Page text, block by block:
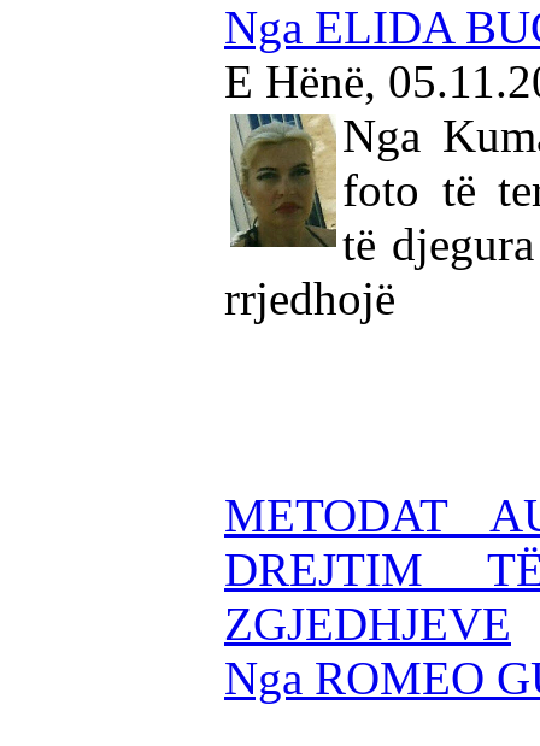
Nga ELIDA
E Hënë,
Nga
foto të
të
rrjedhojë
METODAT
DREJTIM
ZGJEDHJEVE
Nga ROMEO